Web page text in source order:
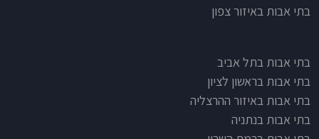
בתי אבות באיזור צפון
בתי אבות בתל אביב
בתי אבות בראשון לציון
בתי אבות באיזור ההרצליה
בתי אבות בנתניה